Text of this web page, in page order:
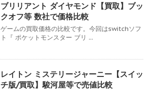
ブリリアント ダイヤモンド【買取】ブッ
クオフ等 数社で価格比較
ゲームの買取価格の比較です。今回はswitchソフ
ト『 ポケットモンスター ブリ ...
レイトン ミステリージャーニー【スイッ
チ版/買取】駿河屋等で売値比較